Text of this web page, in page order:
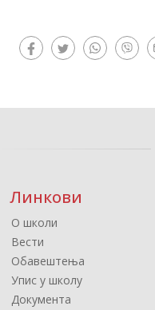
Линкови
О школи
Вести
Обавештења
Упис у школу
Документа